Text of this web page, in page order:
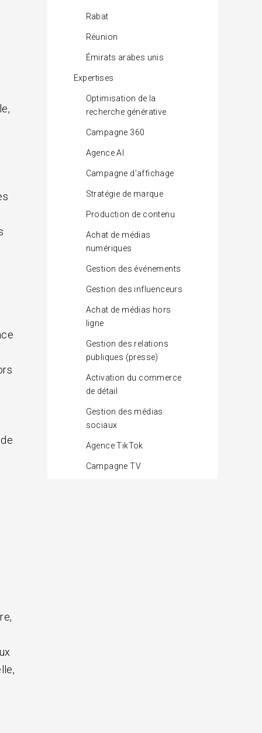
Rabat
Réunion
Émirats arabes unis
Expertises
Optimisation de la
recherche générative
Campagne 360
Agence AI
Campagne d'affichage
Stratégie de marque
Production de contenu
Achat de médias
numériques
Gestion des événements
Gestion des influenceurs
Achat de médias hors
ligne
Gestion des relations
publiques (presse)
Activation du commerce
de détail
Gestion des médias
sociaux
Agence TikTok
Campagne TV